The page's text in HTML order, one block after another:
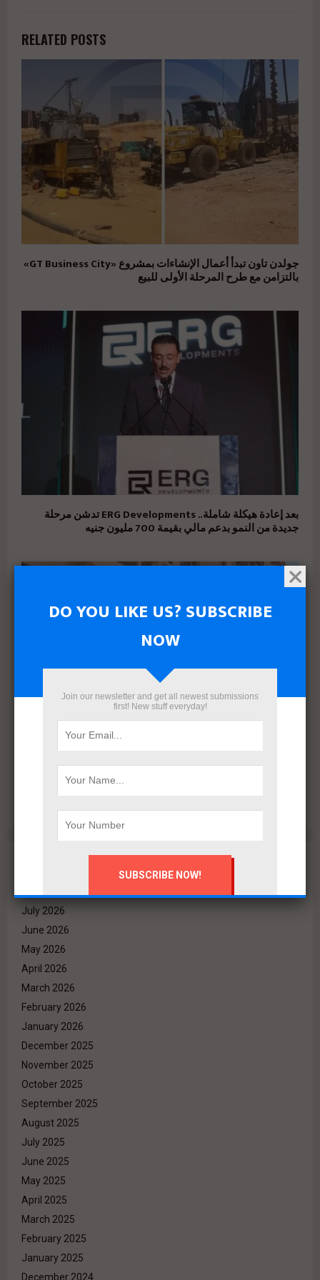
RELATED POSTS
جولدن تاون تبدأ أعمال الإنشاءات بمشروع «GT Business City»
بالتزامن مع طرح المرحلة الأولى للبيع
بعد إعادة هيكلة شاملة.. ERG Developments تدشن مرحلة
جديدة من النمو بدعم مالي بقيمة 700 مليون جنيه
البنك الأهلي المصري وإدارة أمناء الاستثمار يتعاقدان مع رامتان
للتطوير العقاري لطرح وحدات جاهزة بالعاصمة الإدارية
July 2026
June 2026
May 2026
April 2026
March 2026
February 2026
January 2026
December 2025
November 2025
October 2025
September 2025
August 2025
July 2025
June 2025
May 2025
April 2025
March 2025
February 2025
January 2025
December 2024
DO YOU LIKE US? SUBSCRIBE
NOW
Join our newsletter and get all newest submissions
first! New stuff everyday!